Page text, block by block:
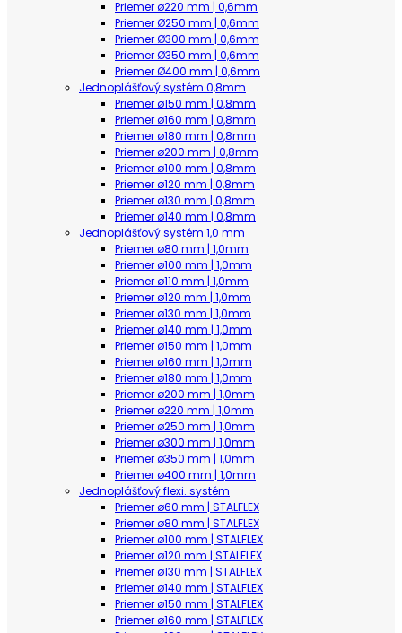
Priemer ø220 mm | 0,6mm
Priemer Ø250 mm | 0,6mm
Priemer Ø300 mm | 0,6mm
Priemer Ø350 mm | 0,6mm
Priemer Ø400 mm | 0,6mm
Jednoplášťový systém 0,8mm
Priemer ø150 mm | 0,8mm
Priemer ø160 mm | 0,8mm
Priemer ø180 mm | 0,8mm
Priemer ø200 mm | 0,8mm
Priemer ø100 mm | 0,8mm
Priemer ø120 mm | 0,8mm
Priemer ø130 mm | 0,8mm
Priemer ø140 mm | 0,8mm
Jednoplášťový systém 1,0 mm
Priemer ø80 mm | 1,0mm
Priemer ø100 mm | 1,0mm
Priemer ø110 mm | 1,0mm
Priemer ø120 mm | 1,0mm
Priemer ø130 mm | 1,0mm
Priemer ø140 mm | 1,0mm
Priemer ø150 mm | 1,0mm
Priemer ø160 mm | 1,0mm
Priemer ø180 mm | 1,0mm
Priemer ø200 mm | 1,0mm
Priemer ø220 mm | 1,0mm
Priemer ø250 mm | 1,0mm
Priemer ø300 mm | 1,0mm
Priemer ø350 mm | 1,0mm
Priemer ø400 mm | 1,0mm
Jednoplášťový flexi. systém
Priemer ø60 mm | STALFLEX
Priemer ø80 mm | STALFLEX
Priemer ø100 mm | STALFLEX
Priemer ø120 mm | STALFLEX
Priemer ø130 mm | STALFLEX
Priemer ø140 mm | STALFLEX
Priemer ø150 mm | STALFLEX
Priemer ø160 mm | STALFLEX